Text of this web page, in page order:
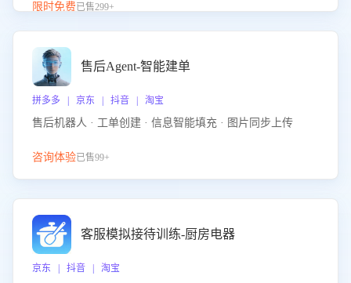
的应对要点，轻松提升服务能力。
限时免费已售299+
售后Agent-智能建单
拼多多 | 京东 | 抖音 | 淘宝
售后机器人 · 工单创建 · 信息智能填充 · 图片同步上传
咨询体验已售99+
客服模拟接待训练-厨房电器
京东 | 抖音 | 淘宝